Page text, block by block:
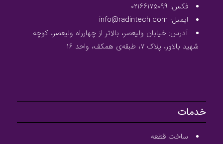
فکس: ۰۲۱۶۶۱۷۵۰۹۹
ایمیل: info@radintech.com
آدرس: خیابان ولیعصر، بالاتر از چهارراه ولیعصر، کوچه
شهید بالاور، پلاک ۷، طبقه‌ی همکف، واحد ۱۶
خدمات
ساخت قطعه